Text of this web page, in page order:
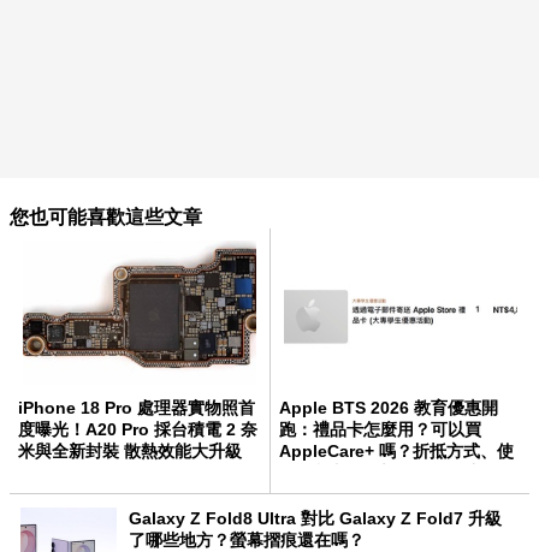
您也可能喜歡這些文章
iPhone 18 Pro 處理器實物照首
度曝光！A20 Pro 採台積電 2 奈
米與全新封裝 散熱效能大升級
Apple BTS 2026 教育優惠開
跑：禮品卡怎麼用？可以買
AppleCare+ 嗎？折抵方式、使
Galaxy Z Fold8 Ultra 對比 Galaxy Z Fold7 升級
了哪些地方？螢幕摺痕還在嗎？